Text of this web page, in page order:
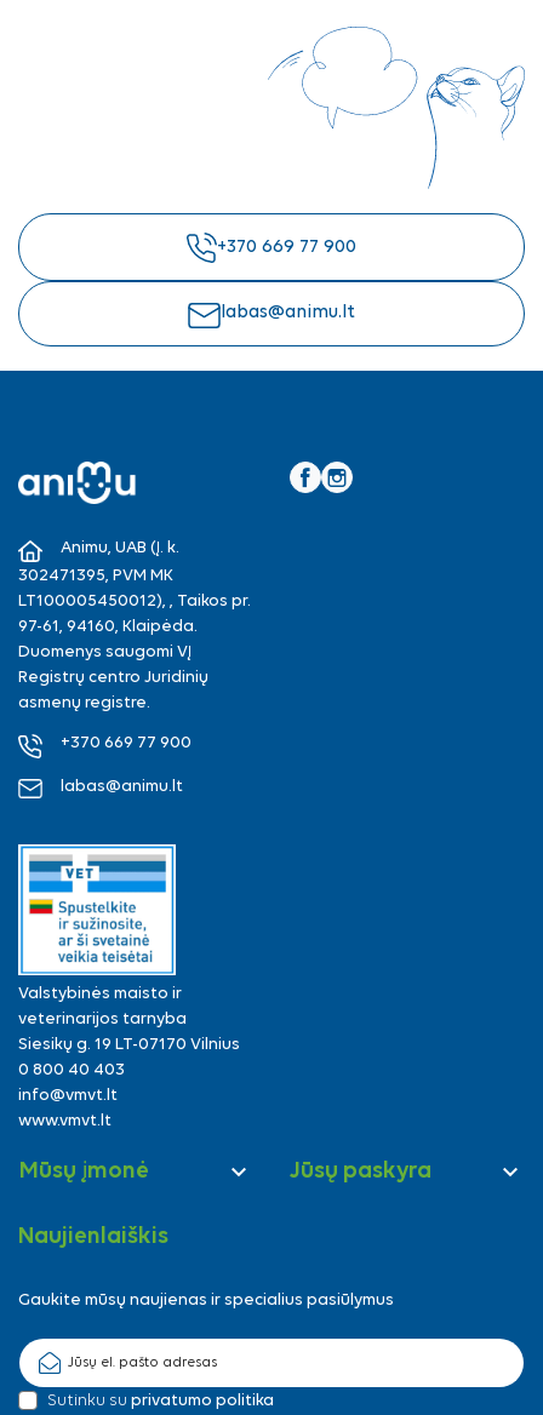
+370 669 77 900
labas@animu.lt
Animu, UAB (Į. k.
302471395, PVM MK
LT100005450012), , Taikos pr.
97-61, 94160, Klaipėda.
Duomenys saugomi VĮ
Registrų centro Juridinių
asmenų registre.
+370 669 77 900
labas@animu.lt
Valstybinės maisto ir
veterinarijos tarnyba
Siesikų g. 19 LT-07170 Vilnius
0 800 40 403
info@vmvt.lt
www.vmvt.lt
Mūsų įmonė  Jūsų paskyra 
Naujienlaiškis
Gaukite mūsų naujienas ir specialius pasiūlymus
Sutinku su privatumo politika